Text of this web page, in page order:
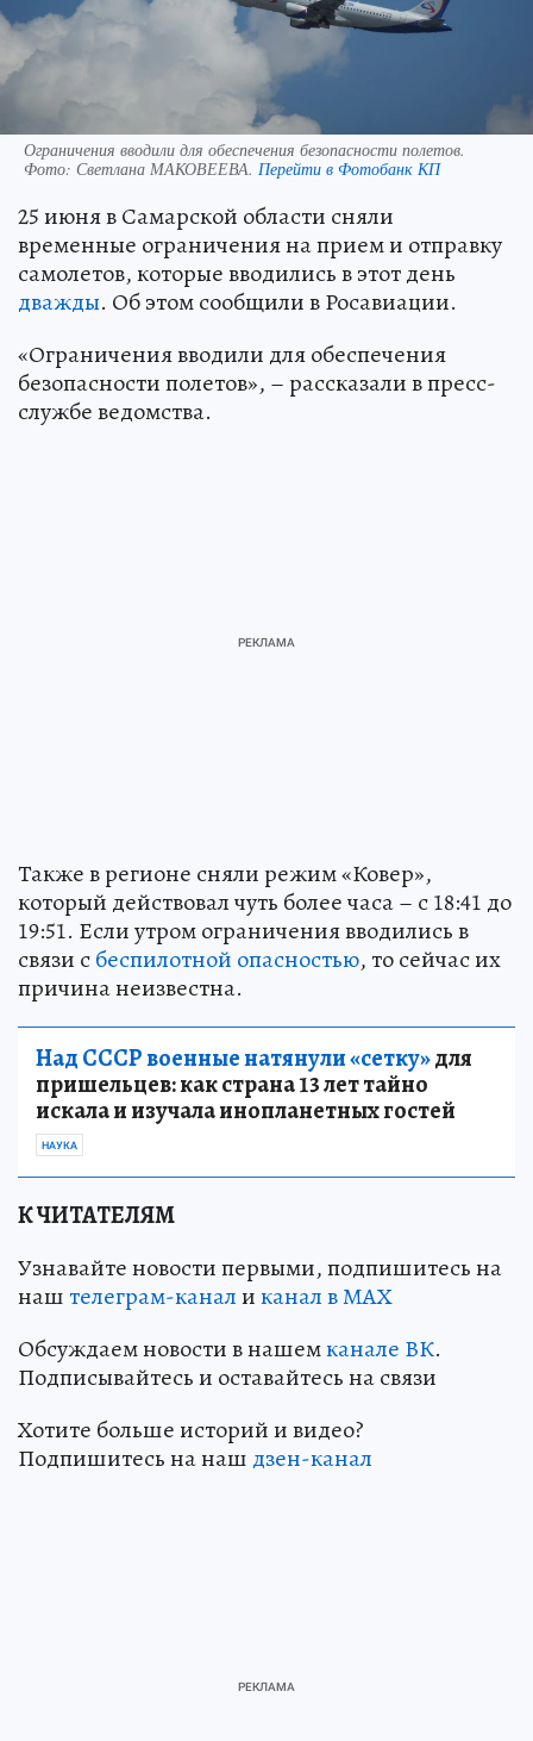
Ограничения вводили для обеспечения безопасности полетов.
Фото: Светлана МАКОВЕЕВА. Перейти в Фотобанк КП
25 июня в Самарской области сняли
временные ограничения на прием и отправку
самолетов, которые вводились в этот день
дважды. Об этом сообщили в Росавиации.
«Ограничения вводили для обеспечения
безопасности полетов», – рассказали в пресс-
службе ведомства.
Также в регионе сняли режим «Ковер»,
который действовал чуть более часа – с 18:41 до
19:51. Если утром ограничения вводились в
связи сбеспилотной опасностью, то сейчас их
причина неизвестна.
Над СССР военные натянули «сетку»для
пришельцев: как страна 13 лет тайно
искала и изучала инопланетных гостей
НАУКА
К ЧИТАТЕЛЯМ
Узнавайте новости первыми, подпишитесь на
наштелеграм-каналиканал в МАХ
Обсуждаем новости в нашемканале ВК.
Подписывайтесь и оставайтесь на связи
Хотите больше историй и видео?
Подпишитесь на наш дзен-канал